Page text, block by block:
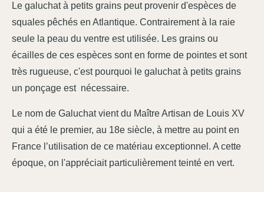
Le galuchat à petits grains peut provenir d'espèces de
squales pêchés en Atlantique. Contrairement à la raie
seule la peau du ventre est utilisée. Les grains ou
écailles de ces espèces sont en forme de pointes et sont
très rugueuse, c'est pourquoi le galuchat à petits grains
un ponçage est nécessaire.
Le nom de Galuchat vient du Maître Artisan de Louis XV
qui a été le premier, au 18e siècle, à mettre au point en
France l’utilisation de ce matériau exceptionnel. A cette
époque, on l'appréciait particulièrement teinté en vert.